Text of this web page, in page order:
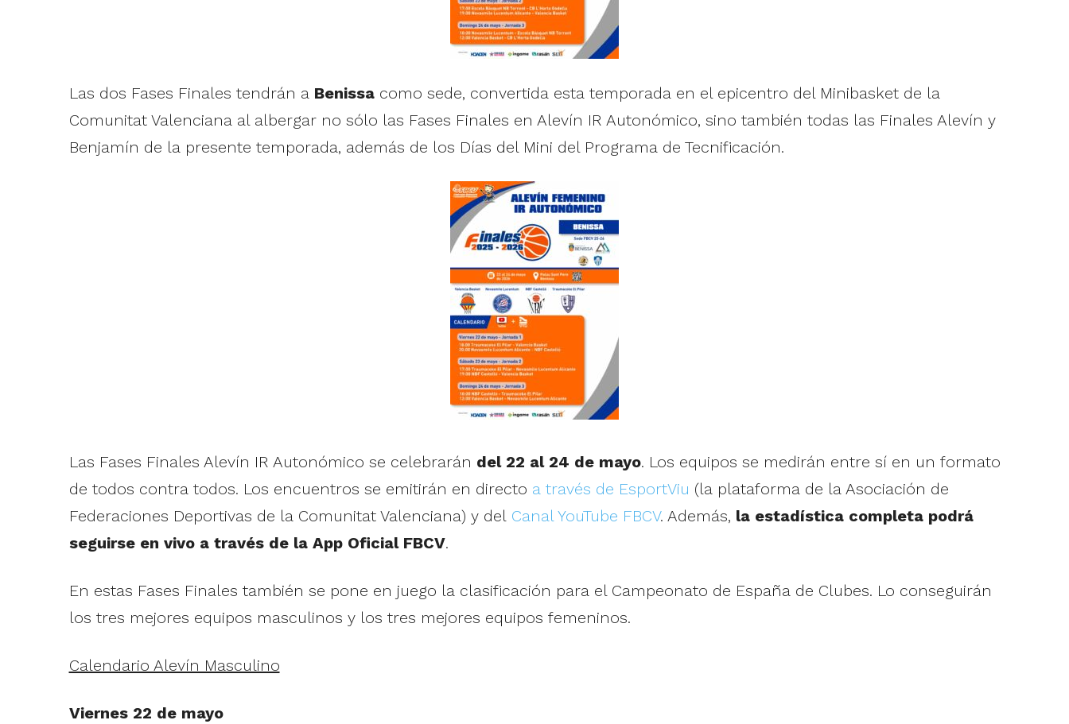
Las dos Fases Finales tendrán a Benissacomo sede, convertida esta temporada en el epicentro del Minibasket de la
Comunitat Valenciana al albergar no sólo las Fases Finales en Alevín IR Autonómico, sino también todas las Finales Alevín y
Benjamín de la presente temporada, además de los Días del Mini del Programa de Tecnificación.
Las Fases Finales Alevín IR Autonómico se celebrarán del 22 al 24 de mayo. Los equipos se medirán entre sí en un formato
de todos contra todos. Los encuentros se emitirán en directo a través de EsportViu (la plataforma de la Asociación de
Federaciones Deportivas de la Comunitat Valenciana) y del Canal YouTube FBCV. Además, la estadística completa podrá
seguirse en vivo a través de la App Oficial FBCV.
En estas Fases Finales también se pone en juego la clasificación para el Campeonato de España de Clubes. Lo conseguirán
los tres mejores equipos masculinos y los tres mejores equipos femeninos.
Calendario Alevín Masculino
Viernes 22 de mayo